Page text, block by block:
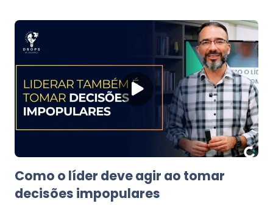
Como o líder deve agir ao tomar
decisões impopulares